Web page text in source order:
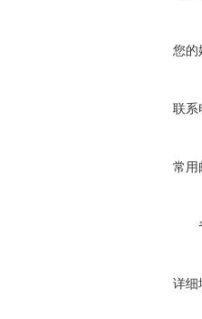
您的
联系
常用
详细